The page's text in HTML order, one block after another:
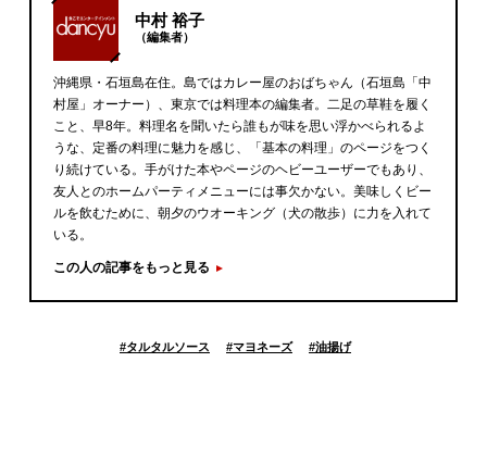
中村 裕子
（編集者）
沖縄県・石垣島在住。島ではカレー屋のおばちゃん（石垣島「中
村屋」オーナー）、東京では料理本の編集者。二足の草鞋を履く
こと、早8年。料理名を聞いたら誰もが味を思い浮かべられるよ
うな、定番の料理に魅力を感じ、「基本の料理」のページをつく
り続けている。手がけた本やページのヘビーユーザーでもあり、
友人とのホームパーティメニューには事欠かない。美味しくビー
ルを飲むために、朝夕のウオーキング（犬の散歩）に力を入れて
いる。
この人の記事をもっと見る
#タルタルソース #マヨネーズ #油揚げ